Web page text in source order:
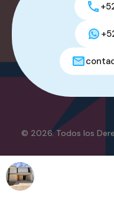
© 2026. Todos los